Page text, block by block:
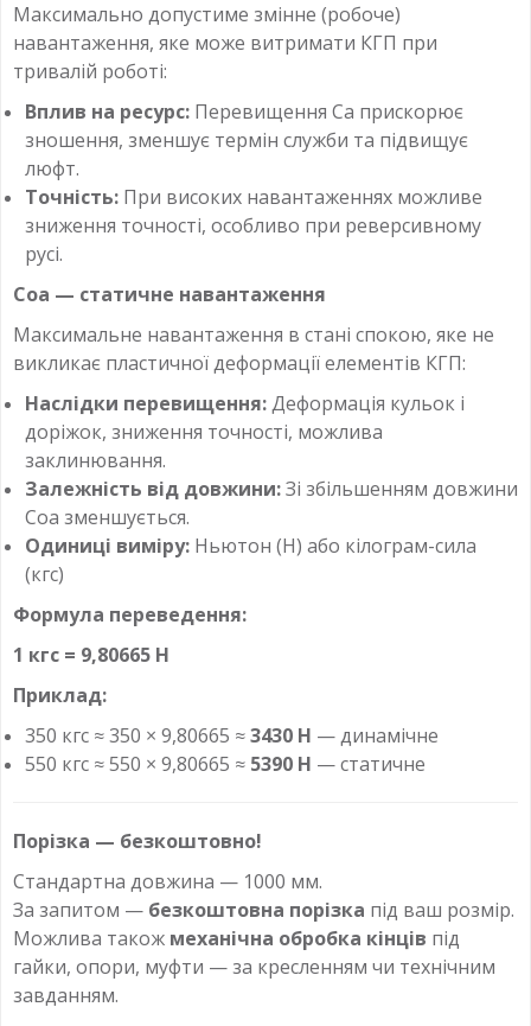
Максимально допустиме змінне (робоче)
навантаження, яке може витримати КГП при
тривалій роботі:
Вплив на ресурс: Перевищення Ca прискорює
зношення, зменшує термін служби та підвищує
люфт.
Точність: При високих навантаженнях можливе
зниження точності, особливо при реверсивному
русі.
Coa — статичне навантаження
Максимальне навантаження в стані спокою, яке не
викликає пластичної деформації елементів КГП:
Наслідки перевищення:Деформація кульок і
доріжок, зниження точності, можлива
заклинювання.
Залежність від довжини:Зі збільшенням довжини
Coa зменшується.
Одиниці виміру: Ньютон (Н) або кілограм-сила
(кгс)
Формула переведення:
1 кгс = 9,80665 Н
Приклад:
350 кгс ≈ 350 × 9,80665 ≈3430 Н — динамічне
550 кгс ≈ 550 × 9,80665 ≈ 5390 Н — статичне
Порізка — безкоштовно!
Стандартна довжина — 1000 мм.
За запитом — безкоштовна порізка під ваш розмір.
Можлива також механічна обробка кінців під
гайки, опори, муфти — за кресленням чи технічним
завданням.